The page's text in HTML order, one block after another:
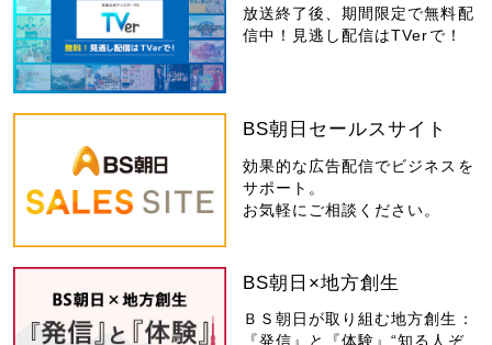
放送終了後、期間限定で無料配
信中！見逃し配信はTVerで！
BS朝日セールスサイト
効果的な広告配信でビジネスを
サポート。
お気軽にご相談ください。
BS朝日×地方創生
ＢＳ朝日が取り組む地方創生：
『発信』と『体験』“知る人ぞ